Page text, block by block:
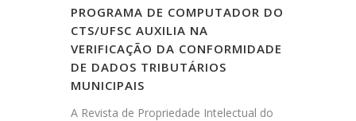
PROGRAMA DE COMPUTADOR DO
CTS/UFSC AUXILIA NA
VERIFICAÇÃO DA CONFORMIDADE
DE DADOS TRIBUTÁRIOS
MUNICIPAIS
A Revista de Propriedade Intelectual do